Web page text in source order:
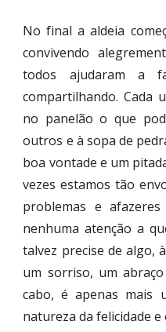
No final a aldeia
convivendo
todos ajudaram a
compartilhando. Cada
no panelão o que
outros e à sopa de
boa vontade e um
vezes estamos tão
problemas e
nenhuma atenção a
talvez precise de algo,
um sorriso, um
cabo, é apenas mais
natureza da felicidade